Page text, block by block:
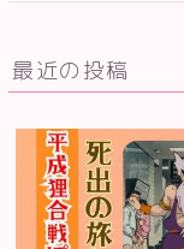
最近の投稿